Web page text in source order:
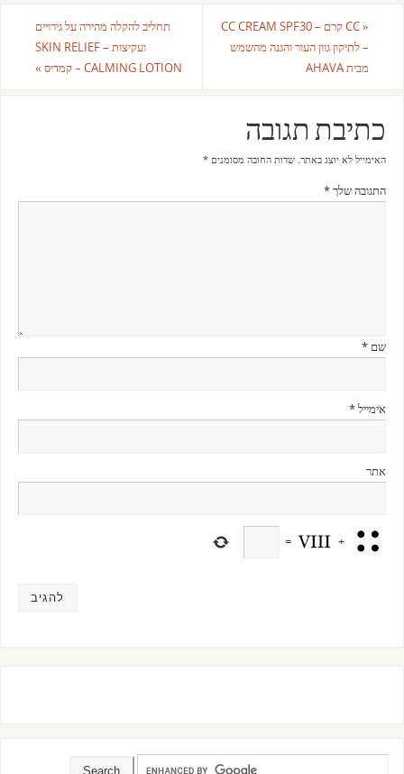
«
CC קרם – CC CREAM SPF30
– לתיקון גוון העור והגנה מהשמש
מבית AHAVA
תחליב להקלה מהירה על גירויים
ועקיצות – SKIN RELIEF
CALMING LOTION – קמדיס
»
כתיבת תגובה
האימייל לא יוצג באתר. שדות החובה מסומנים *
התגובה שלך*
שם *
אימייל*
אתר
+
=